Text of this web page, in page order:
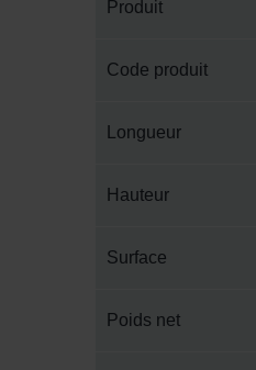
Produit
Code produit
Longueur
Hauteur
Surface
Poids net